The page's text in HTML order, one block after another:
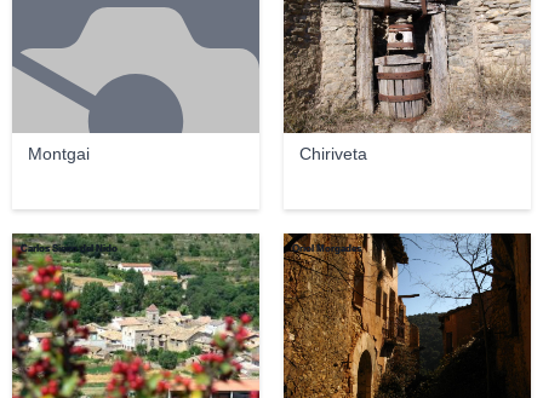
Montgai Chiriveta
Carlos Sieiro del Nido Oriol Morgades